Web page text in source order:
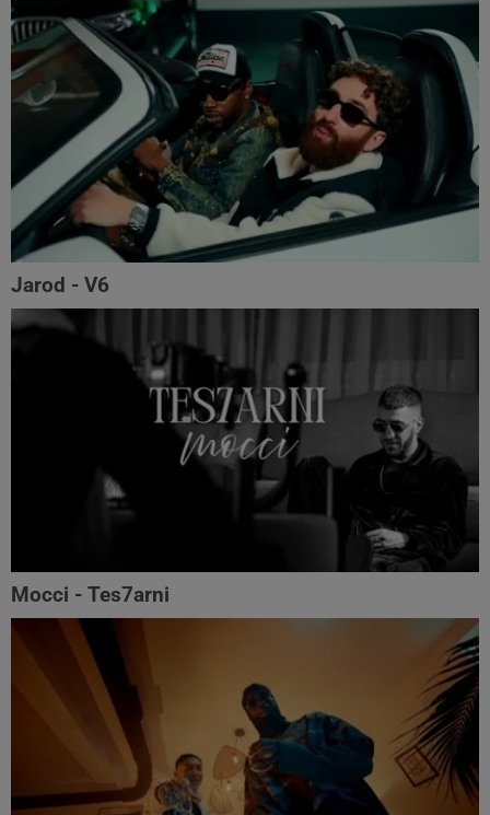
Jarod - V6
Mocci - Tes7arni